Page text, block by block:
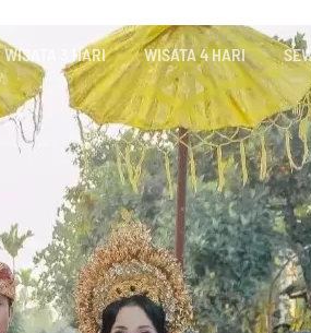
WISATA 3 HARI WISATA 4 HARI